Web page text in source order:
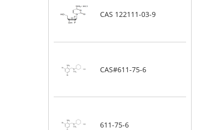
CAS 122111-03-9
CAS#611-75-6
611-75-6